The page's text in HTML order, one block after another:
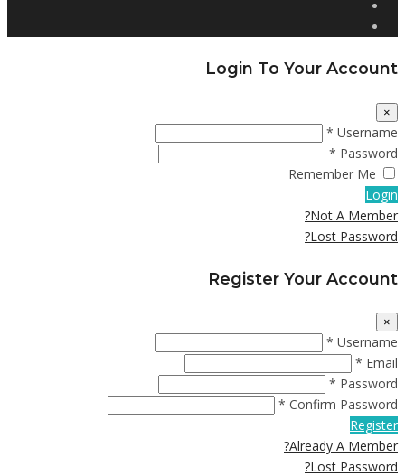
Login To Your Account
×
Username *
Password *
Remember Me
Login
Not A Member?
Lost Password?
Register Your Account
×
Username *
Email *
Password *
Confirm Password *
Register
Already A Member?
Lost Password?